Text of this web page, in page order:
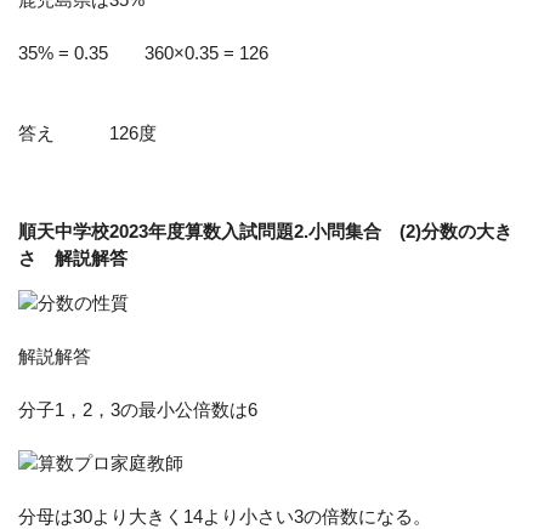
35% = 0.35 360×0.35 = 126
答え 126度
順天中学校2023年度算数入試問題2.小問集合 (2)分数の大き
さ 解説解答
解説解答
分子1，2，3の最小公倍数は6
分母は30より大きく14より小さい3の倍数になる。